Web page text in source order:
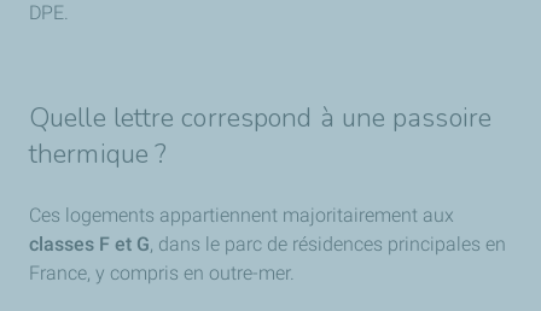
DPE.
Quelle lettre correspond à une passoire
thermique ?
Ces logements appartiennent majoritairement aux
classes F et G, dans le parc de résidences principales en
France, y compris en outre-mer.